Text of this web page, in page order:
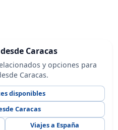
Caracas
y opciones para
Caracas.
disponibles
Caracas
Viajes a España